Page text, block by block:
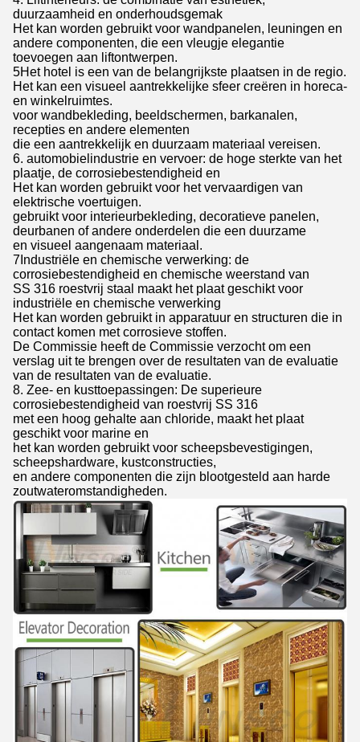
duurzaamheid en onderhoudsgemak
Het kan worden gebruikt voor wandpanelen, leuningen en
andere componenten, die een vleugje elegantie
toevoegen aan liftontwerpen.
5Het hotel is een van de belangrijkste plaatsen in de regio.
Het kan een visueel aantrekkelijke sfeer creëren in horeca-
en winkelruimtes.
voor wandbekleding, beeldschermen, barkanalen,
recepties en andere elementen
die een aantrekkelijk en duurzaam materiaal vereisen.
6. automobielindustrie en vervoer: de hoge sterkte van het
plaatje, de corrosiebestendigheid en
Het kan worden gebruikt voor het vervaardigen van
elektrische voertuigen.
gebruikt voor interieurbekleding, decoratieve panelen,
deurbanen of andere onderdelen die een duurzame
en visueel aangenaam materiaal.
7Industriële en chemische verwerking: de
corrosiebestendigheid en chemische weerstand van
SS 316 roestvrij staal maakt het plaat geschikt voor
industriële en chemische verwerking
Het kan worden gebruikt in apparatuur en structuren die in
contact komen met corrosieve stoffen.
De Commissie heeft de Commissie verzocht om een
verslag uit te brengen over de resultaten van de evaluatie
van de resultaten van de evaluatie.
8. Zee- en kusttoepassingen: De superieure
corrosiebestendigheid van roestvrij SS 316
met een hoog gehalte aan chloride, maakt het plaat
geschikt voor marine en
het kan worden gebruikt voor scheepsbevestigingen,
scheepshardware, kustconstructies,
en andere componenten die zijn blootgesteld aan harde
zoutwateromstandigheden.